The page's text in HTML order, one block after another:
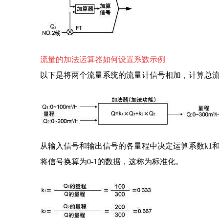
流量的加法运算器如何设置系数示例
以下是将两个流量系统的流量计信号相加，计算总
从输入信号和输出信号的各量程中决定运算系数k1
将信号换算为0-1的数据，这称为标准化。